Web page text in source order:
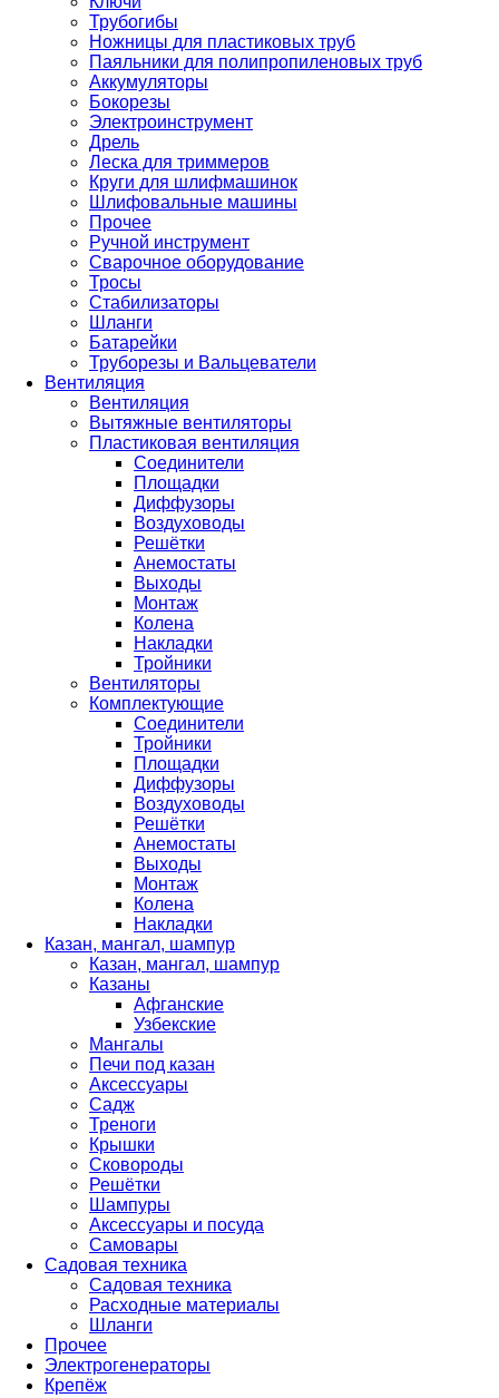
Трубогибы
Ножницы для пластиковых труб
Паяльники для полипропиленовых труб
Аккумуляторы
Бокорезы
Электроинструмент
Дрель
Леска для триммеров
Круги для шлифмашинок
Шлифовальные машины
Прочее
Ручной инструмент
Сварочное оборудование
Тросы
Стабилизаторы
Шланги
Батарейки
Труборезы и Вальцеватели
Вентиляция
Вентиляция
Вытяжные вентиляторы
Пластиковая вентиляция
Соединители
Площадки
Диффузоры
Воздуховоды
Решётки
Анемостаты
Выходы
Монтаж
Колена
Накладки
Тройники
Вентиляторы
Комплектующие
Соединители
Тройники
Площадки
Диффузоры
Воздуховоды
Решётки
Анемостаты
Выходы
Монтаж
Колена
Накладки
Казан, мангал, шампур
Казан, мангал, шампур
Казаны
Афганские
Узбекские
Мангалы
Печи под казан
Аксессуары
Садж
Треноги
Крышки
Сковороды
Решётки
Шампуры
Аксессуары и посуда
Самовары
Садовая техника
Садовая техника
Расходные материалы
Шланги
Прочее
Электрогенераторы
Крепёж